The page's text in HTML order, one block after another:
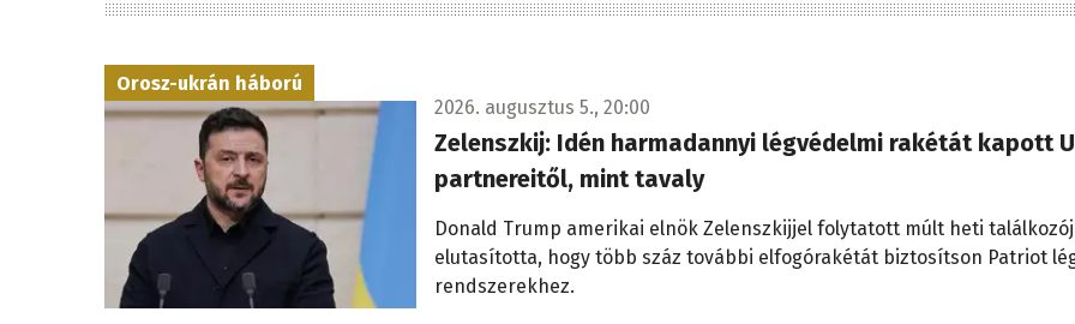
Orosz-ukrán háború
2026. augusztus 5., 20:00
Zelenszkij: Idén harmadannyi légvédelmi rakétát kapott
partnereitől, mint tavaly
Donald Trump amerikai elnök Zelenszkijjel folytatott múlt heti
elutasította, hogy több száz további elfogórakétát biztosítson Patriot
rendszerekhez.